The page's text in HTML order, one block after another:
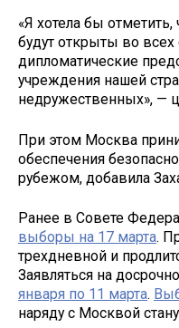
«Я хотела бы отметить,
будут открыты во
дипломатические
учреждения нашей
недружественных», —
При этом Москва
обеспечения
рубежом, добавила
Ранее в Совете
выборы на 17 марта.
трехдневной и
Заявляться на
января по 11 марта.
наряду с Москвой